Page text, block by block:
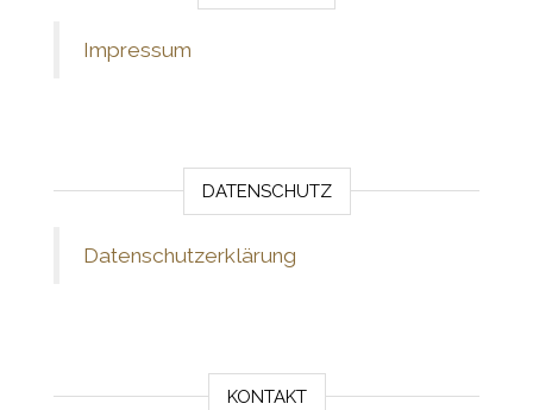
Impressum
DATENSCHUTZ
Datenschutzerklärung
KONTAKT